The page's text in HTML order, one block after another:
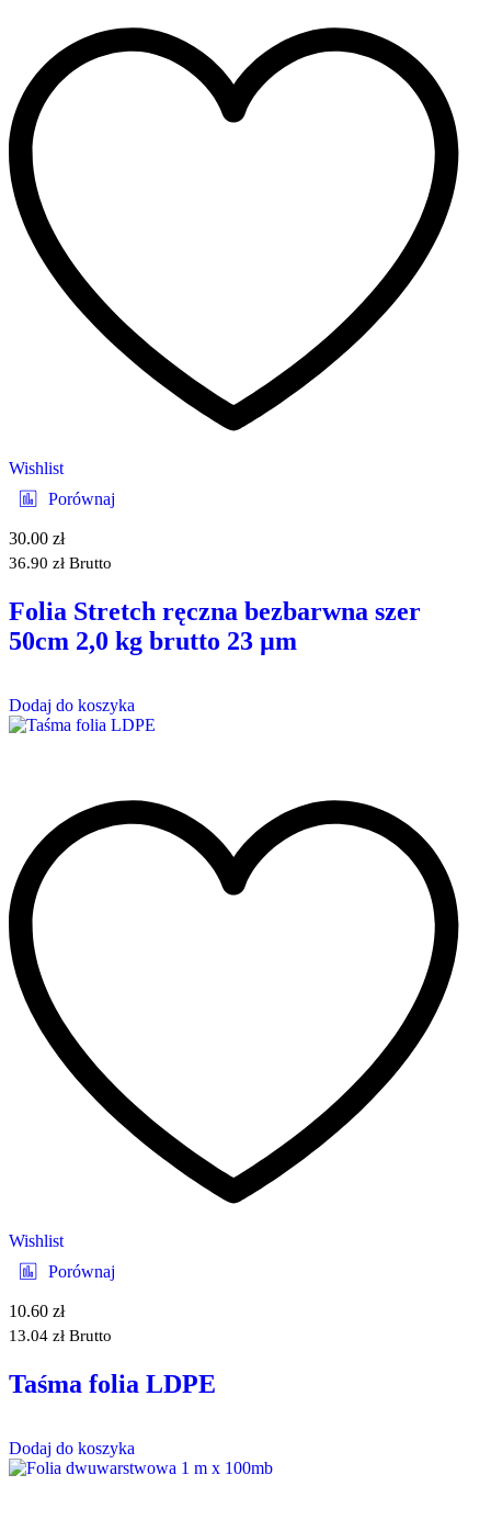
Wishlist
Porównaj
30.00 zł
36.90 zł Brutto
Folia Stretch ręczna bezbarwna szer
50cm 2,0 kg brutto 23 µm
Dodaj do koszyka
Wishlist
Porównaj
10.60 zł
13.04 zł Brutto
Taśma folia LDPE
Dodaj do koszyka